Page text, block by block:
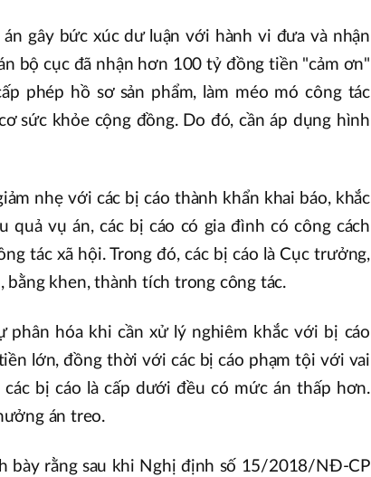
gây bức xúc dư luận với hành vi đưa và nhận
bộ cục đã nhận hơn 100 tỷ đồng tiền "cảm ơn"
phép hồ sơ sản phẩm, làm méo mó công tác
sức khỏe cộng đồng. Do đó, cần áp dụng hình
nhẹ với các bị cáo thành khẩn khai báo, khắc
quả vụ án, các bị cáo có gia đình có công cách
tác xã hội. Trong đó, các bị cáo là Cục trưởng,
khen, thành tích trong công tác.
phân hóa khi cần xử lý nghiêm khắc với bị cáo
lớn, đồng thời với các bị cáo phạm tội với vai
bị cáo là cấp dưới đều có mức án thấp hơn.
án treo.
bày rằng sau khi Nghị định số 15/2018/NĐ-CP